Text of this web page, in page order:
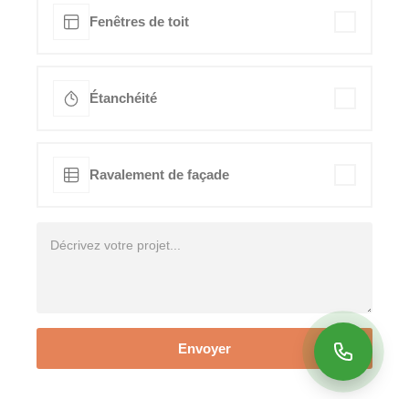
Fenêtres de toit
Étanchéité
Ravalement de façade
Envoyer